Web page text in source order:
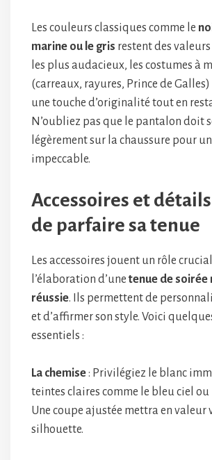
Les couleurs classiques comme le
marine ou le gris restent des
les plus audacieux, les costumes à
(carreaux, rayures, Prince de
une touche d’originalité tout en
N’oubliez pas que le pantalon doit
légèrement sur la chaussure pour
impeccable.
Accessoires et détails
de parfaire sa tenue
Les accessoires jouent un rôle
l’élaboration d’une tenue de soirée
réussie. Ils permettent de
et d’affirmer son style. Voici
essentiels :
La chemise: Privilégiez le blanc
teintes claires comme le bleu ciel ou
Une coupe ajustée mettra en valeur
silhouette.